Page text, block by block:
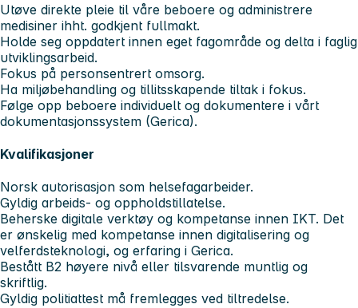
Utøve direkte pleie til våre beboere og administrere
medisiner ihht. godkjent fullmakt.
Holde seg oppdatert innen eget fagområde og delta i faglig
utviklingsarbeid.
Fokus på personsentrert omsorg.
Ha miljøbehandling og tillitsskapende tiltak i fokus.
Følge opp beboere individuelt og dokumentere i vårt
dokumentasjonssystem (Gerica).
Kvalifikasjoner
Norsk autorisasjon som helsefagarbeider.
Gyldig arbeids- og oppholdstillatelse.
Beherske digitale verktøy og kompetanse innen IKT. Det
er ønskelig med kompetanse innen digitalisering og
velferdsteknologi, og erfaring i Gerica.
Bestått B2 høyere nivå eller tilsvarende muntlig og
skriftlig.
Gyldig politiattest må fremlegges ved tiltredelse.